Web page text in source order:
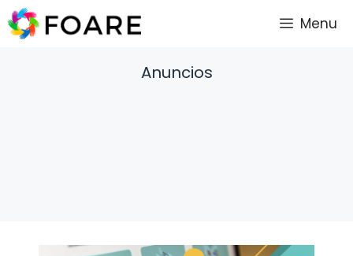
Saltar
al
Menu
Anuncios